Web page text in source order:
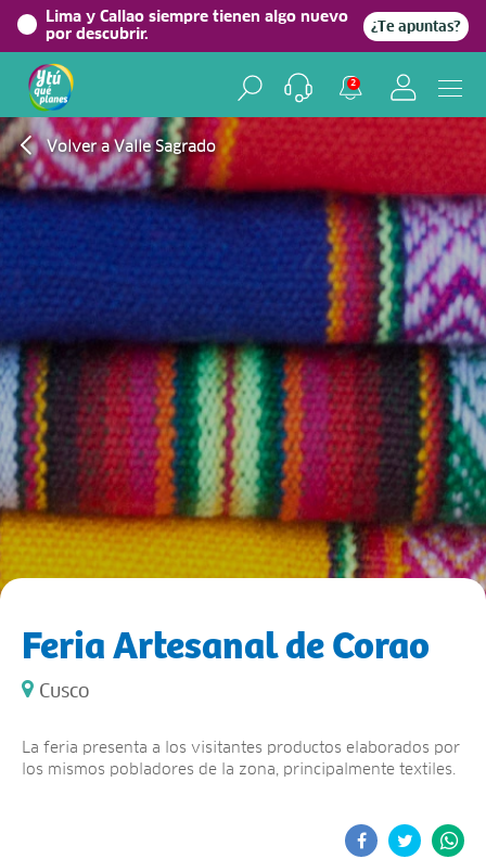
Lima y Callao siempre tienen algo nuevo
por descubrir.
¿Te apuntas?
2
Volver a Valle Sagrado
Feria Artesanal de Corao
Cusco
La feria presenta a los visitantes productos elaborados por
los mismos pobladores de la zona, principalmente textiles.